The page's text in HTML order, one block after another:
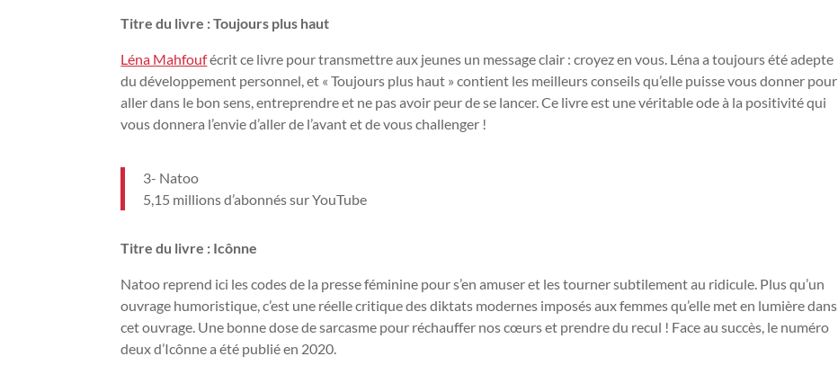
Titre du livre : Toujours plus haut
Léna Mahfoufécrit ce livre pour transmettre aux jeunes un message clair : croyez en vous. Léna a toujours été adepte
du développement personnel, et « Toujours plus haut » contient les meilleurs conseils qu’elle puisse vous donner pour
aller dans le bon sens, entreprendre et ne pas avoir peur de se lancer. Ce livre est une véritable ode à la positivité qui
vous donnera l’envie d’aller de l’avant et de vous challenger !
3- Natoo
5,15 millions d’abonnés sur YouTube
Titre du livre : Icônne
Natoo reprend ici les codes de la presse féminine pour s’en amuser et les tourner subtilement au ridicule. Plus qu’un
ouvrage humoristique, c’est une réelle critique des diktats modernes imposés aux femmes qu’elle met en lumière dans
cet ouvrage. Une bonne dose de sarcasme pour réchauffer nos cœurs et prendre du recul ! Face au succès, le numéro
deux d’Icônne a été publié en 2020.